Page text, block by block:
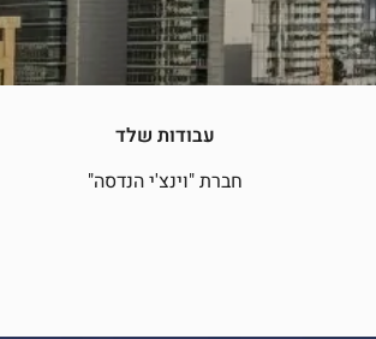
עבודות שלד
חברת "וינצ'י הנדסה"